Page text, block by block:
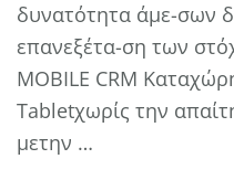
δυνατότητα άμε-σων
επανεξέτα-ση των
MOBILE CRM
Tabletχωρίς την
μετην …